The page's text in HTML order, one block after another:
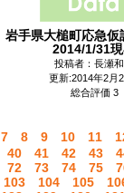
岩手県大槌町応急仮
2014/1/31
投稿者：長瀬
更新:2014年2月
総合評価 3
7 8 9 10 11
40 41 42 43
72 73 74 75
103 104 105